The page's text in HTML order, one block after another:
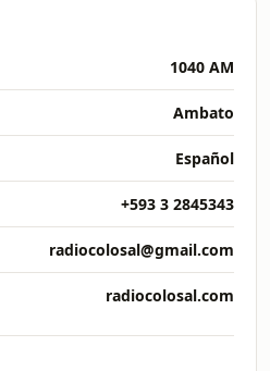
1040 AM
Ambato
Español
+593 3 2845343
radiocolosal@gmail.com
radiocolosal.com